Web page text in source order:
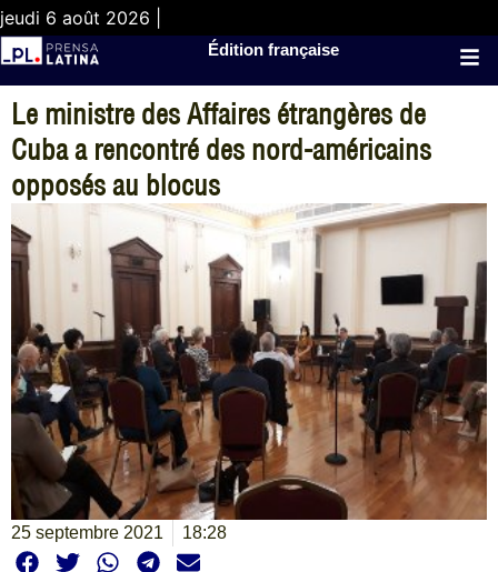
jeudi 6 août 2026 |
Édition française
Le ministre des Affaires étrangères de
Cuba a rencontré des nord-américains
opposés au blocus
25 septembre 2021 18:28